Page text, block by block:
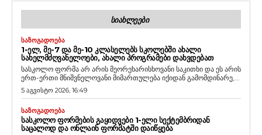
ᲡᲘᲐᲮᲚᲔᲔᲑᲘ
ᲡᲐᲖᲝᲒᲐᲓᲝᲔᲑᲐ
1-ᲔᲚ, ᲛᲔ-7 ᲓᲐ ᲛᲔ-10 ᲙᲚᲐᲡᲔᲚᲔᲑᲡ ᲡᲙᲝᲚᲔᲑᲨᲘ ᲐᲮᲐᲚᲘ
ᲡᲐᲮᲔᲚᲛᲫᲦᲕᲐᲜᲔᲚᲝᲔᲑᲘ, ᲐᲮᲐᲚᲘ ᲞᲠᲝᲒᲠᲐᲛᲔᲑᲘ ᲓᲐᲮᲕᲓᲔᲑᲐᲗ
სასკოლო ფორმა არ არის მეორეხარისხოვანი საკითხი და ეს არის
ერთ-ერთი მნიშვნელოვანი მიმართულება იქიდან გამომდინარე,...
5 აგვისტო 2026, 16:49
ᲡᲐᲖᲝᲒᲐᲓᲝᲔᲑᲐ
ᲡᲐᲡᲙᲝᲚᲝ ᲤᲝᲠᲛᲔᲑᲘᲡ ᲒᲐᲧᲘᲓᲕᲔᲑᲘ 1-ᲔᲚᲘ ᲡᲔᲥᲢᲔᲛᲑᲠᲘᲓᲐᲜ
ᲡᲐᲪᲐᲚᲝᲓ ᲓᲐ ᲝᲜᲚᲐᲘᲜ ᲤᲝᲠᲛᲐᲢᲨᲘ ᲓᲐᲘᲬᲧᲔᲑᲐ